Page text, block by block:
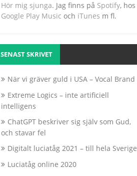
Hör mig sjunga. Jag finns på Spotify, hos
Google Play Music och iTunes m fl.
SENAST SKRIVET
När vi gräver guld i USA – Vocal Brand
Extreme Logics – inte artificiell
intelligens
ChatGPT beskriver sig själv som Gud,
och stavar fel
Digitalt luciatåg 2021 – till hela Sverige
Luciatåg online 2020